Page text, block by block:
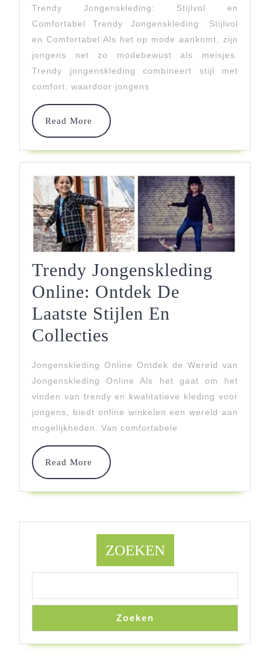
Trendy
Trendy Jongenskleding: Stijlvol en
Comfortabel Trendy Jongenskleding: Stijlvol
en Comfortabel Als het op mode aankomt, zijn
jongens net zo modebewust als meisjes.
Trendy jongenskleding combineert stijl met
comfort, waardoor jongens
Read More
Read
More
Trendy Jongenskleding
Online: Ontdek De
Laatste Stijlen En
Collecties
Online:
Ontdek
De
Stijlen
En
Jongenskleding Online Ontdek de Wereld van
Jongenskleding Online Als het gaat om het
vinden van trendy en kwalitatieve kleding voor
jongens, biedt online winkelen een wereld aan
mogelijkheden. Van comfortabele
Read More
Read
More
ZOEKEN
Zoeken